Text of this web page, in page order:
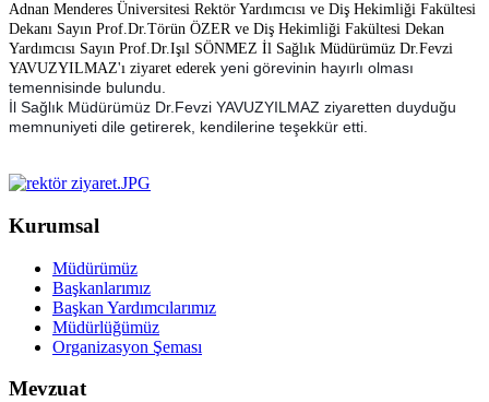
Adnan Menderes Üniversitesi Rektör Yardımcısı ve Diş Hekimliği Fakültesi
Dekanı Sayın Prof.Dr.Törün ÖZER ve Diş Hekimliği Fakültesi Dekan
Yardımcısı Sayın Prof.Dr.Işıl SÖNMEZ İl Sağlık Müdürümüz Dr.Fevzi
YAVUZYILMAZ'ı ziyaret ederek yeni görevinin hayırlı olması
temennisinde bulundu.
İl Sağlık Müdürümüz Dr.Fevzi YAVUZYILMAZ ziyaretten duyduğu
memnuniyeti dile getirerek, kendilerine teşekkür etti.
Kurumsal
Müdürümüz
Başkanlarımız
Başkan Yardımcılarımız
Müdürlüğümüz
Organizasyon Şeması
Mevzuat